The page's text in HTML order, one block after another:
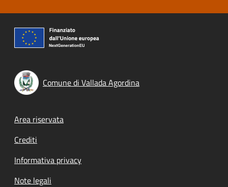
Comune di Vallada Agordina
Footer menu
Area riservata
Crediti
Informativa privacy
Note legali